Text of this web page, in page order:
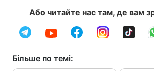
Або читайте нас там, де вам
Більше по темі: